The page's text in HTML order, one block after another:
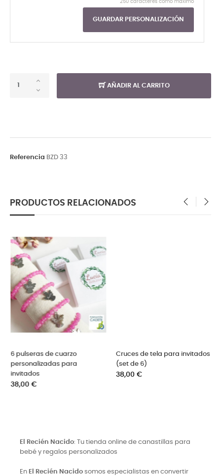
250 caracteres como máximo
GUARDAR PERSONALIZACIÓN
AÑADIR AL CARRITO
Referencia BZD 33
PRODUCTOS RELACIONADOS
Cruces de tela para invitados
(set de 6)
Precio
38,00 €
6 sets de chocolatinas
personalizadas
Precio
32,00 €
El Recién Nacido: Tu tienda online de canastillas para
bebé y regalos personalizados
En El Recién Nacido somos especialistas en convertir